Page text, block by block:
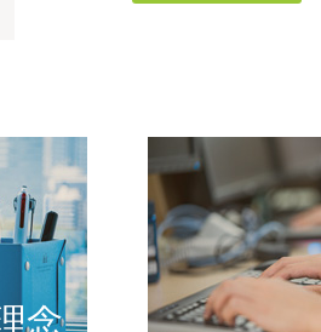
念
個のチカラ
もしもが描く未来の形とは